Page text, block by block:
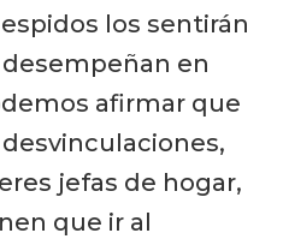
los sentirán
en
afirmar que
jefas de hogar,
que ir al